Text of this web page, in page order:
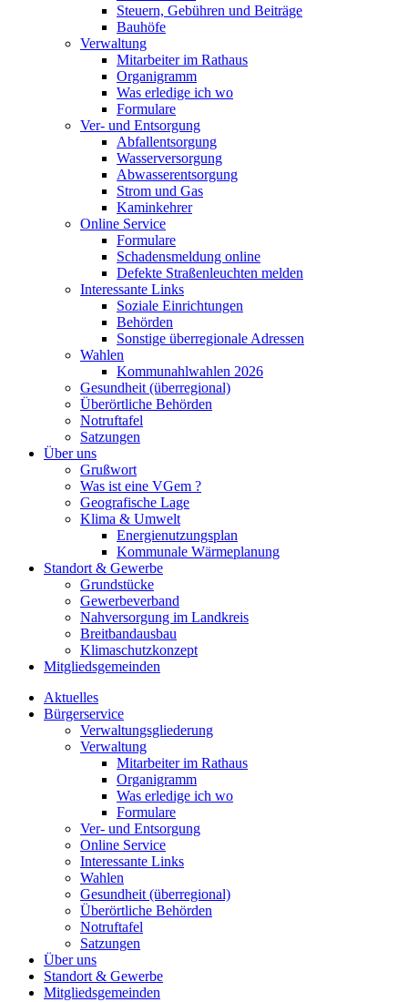
Steuern, Gebühren und Beiträge
Bauhöfe
Verwaltung
Mitarbeiter im Rathaus
Organigramm
Was erledige ich wo
Formulare
Ver- und Entsorgung
Abfallentsorgung
Wasserversorgung
Abwasserentsorgung
Strom und Gas
Kaminkehrer
Online Service
Formulare
Schadensmeldung online
Defekte Straßenleuchten melden
Interessante Links
Soziale Einrichtungen
Behörden
Sonstige überregionale Adressen
Wahlen
Kommunahlwahlen 2026
Gesundheit (überregional)
Überörtliche Behörden
Notruftafel
Satzungen
Über uns
Grußwort
Was ist eine VGem ?
Geografische Lage
Klima & Umwelt
Energienutzungsplan
Kommunale Wärmeplanung
Standort & Gewerbe
Grundstücke
Gewerbeverband
Nahversorgung im Landkreis
Breitbandausbau
Klimaschutzkonzept
Mitgliedsgemeinden
Aktuelles
Bürgerservice
Verwaltungsgliederung
Verwaltung
Mitarbeiter im Rathaus
Organigramm
Was erledige ich wo
Formulare
Ver- und Entsorgung
Online Service
Interessante Links
Wahlen
Gesundheit (überregional)
Überörtliche Behörden
Notruftafel
Satzungen
Über uns
Standort & Gewerbe
Mitgliedsgemeinden